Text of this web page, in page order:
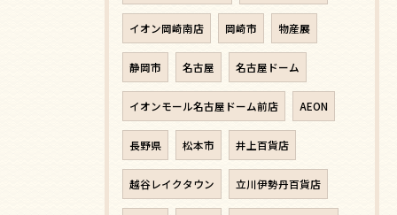
イオン岡崎南店 岡崎市 物産展
静岡市 名古屋 名古屋ドーム
イオンモール名古屋ドーム前店 AEON
長野県 松本市 井上百貨店
越谷レイクタウン 立川伊勢丹百貨店